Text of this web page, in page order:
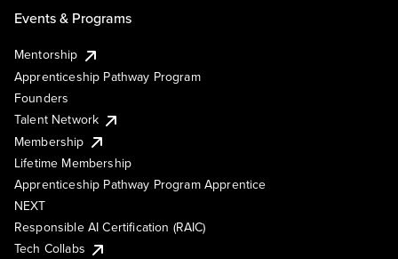
Events & Programs
Mentorship
Apprenticeship Pathway Program
Founders
Talent Network
Membership
Lifetime Membership
Apprenticeship Pathway Program Apprentice
NEXT
Responsible AI Certification (RAIC)
Tech Collabs